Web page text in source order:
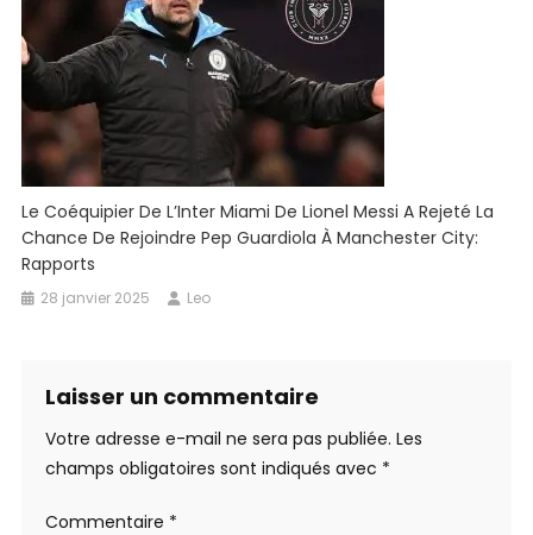
Le Coéquipier De L’Inter Miami De Lionel Messi A Rejeté La
Chance De Rejoindre Pep Guardiola À Manchester City:
Rapports
28 janvier 2025 Leo
Laisser un commentaire
Votre adresse e-mail ne sera pas publiée. Les
champs obligatoires sont indiqués avec *
Commentaire *